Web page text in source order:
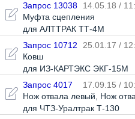
Запрос 13038 14.05.18 /
Муфта сцепления
для АЛТТРАК ТТ-4М
Запрос 10712 25.01.17 /
Ковш
для ИЗ-КАРТЭКС ЭКГ-15М
Запрос 4017 17.09.15 /
Нож отвала левый
Нож
для ЧТЗ-Уралтрак Т-130